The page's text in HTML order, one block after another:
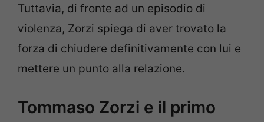
Tuttavia, di fronte ad un episodio di
violenza, Zorzi spiega di aver trovato la
forza di chiudere definitivamente con lui e
mettere un punto alla relazione.
Tommaso Zorzi e il primo